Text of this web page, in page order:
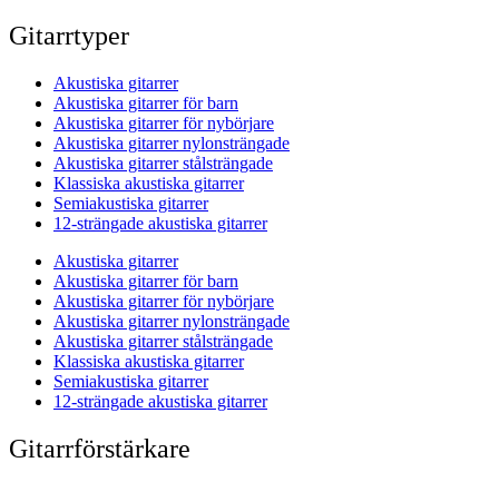
Gitarrtyper
Akustiska gitarrer
Akustiska gitarrer för barn
Akustiska gitarrer för nybörjare
Akustiska gitarrer nylonsträngade
Akustiska gitarrer stålsträngade
Klassiska akustiska gitarrer
Semiakustiska gitarrer
12-strängade akustiska gitarrer
Akustiska gitarrer
Akustiska gitarrer för barn
Akustiska gitarrer för nybörjare
Akustiska gitarrer nylonsträngade
Akustiska gitarrer stålsträngade
Klassiska akustiska gitarrer
Semiakustiska gitarrer
12-strängade akustiska gitarrer
Gitarrförstärkare